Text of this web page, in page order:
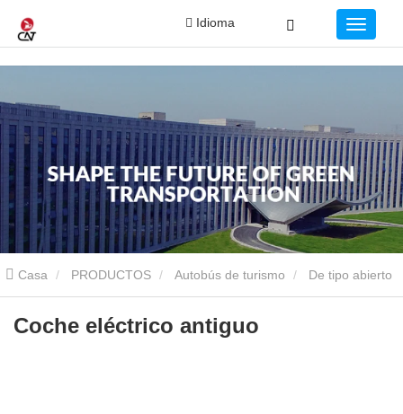
Idioma
Casa PRODUCTOS Autobús de turismo De tipo abierto
Coche eléctrico antiguo
Coche eléctrico antiguo